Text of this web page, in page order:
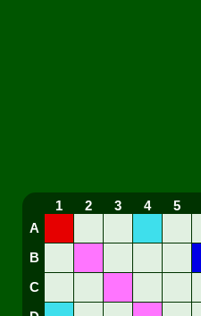
1 2 3 4 5
A
B
C